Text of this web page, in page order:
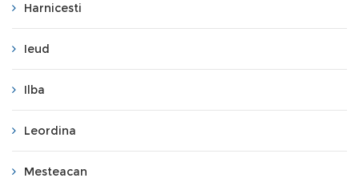
Harnicesti
Ieud
Ilba
Leordina
Mesteacan